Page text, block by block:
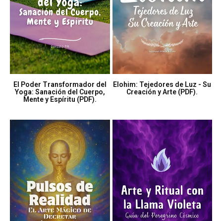
El Poder Transformador del
Yoga: Sanación del Cuerpo,
Mente y Espíritu (PDF).
Elohim: Tejedores de Luz - Su
Creación y Arte (PDF).